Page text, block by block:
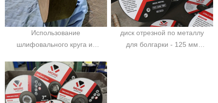
Использование
шлифовального круга из
ротора подземного
двигателя
диск отрезной по металлу
для болгарки - 125 мм